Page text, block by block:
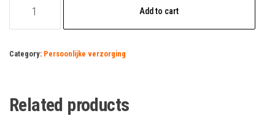
vacature
Add to cart
Category: Persoonlijke verzorging
Related products